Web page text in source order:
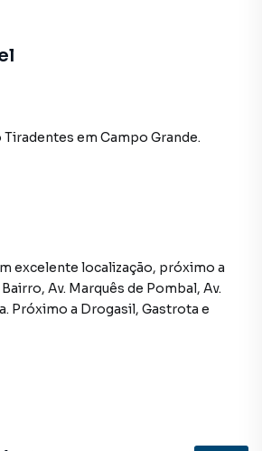
Tiradentes em Campo Grande.
excelente localização, próximo a
Av. Marquês de Pombal, Av.
Próximo a Drogasil, Gastrota e
e Banheiro, construção não